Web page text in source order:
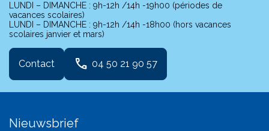
LUNDI – DIMANCHE : 9h-12h /14h -19h00 (périodes de
vacances scolaires)
LUNDI – DIMANCHE : 9h-12h /14h -18h00 (hors vacances
scolaires janvier et mars)
Contact phone 04 50 21 90 57
Nieuwsbrief